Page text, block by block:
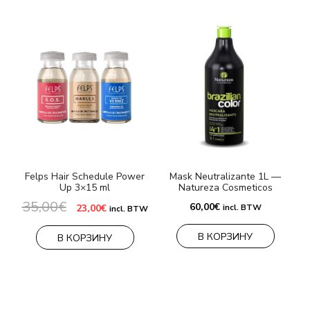
Felps Hair Schedule Power
Up 3×15 ml
35,00€ Первоначальная
цена
составляла
35,00€.
23,00€Текущая
23,00€.
incl. BTW
В КОРЗИНУ
Mask Neutralizante 1L —
Natureza Cosmeticos
60,00€ incl. BTW
В КОРЗИНУ